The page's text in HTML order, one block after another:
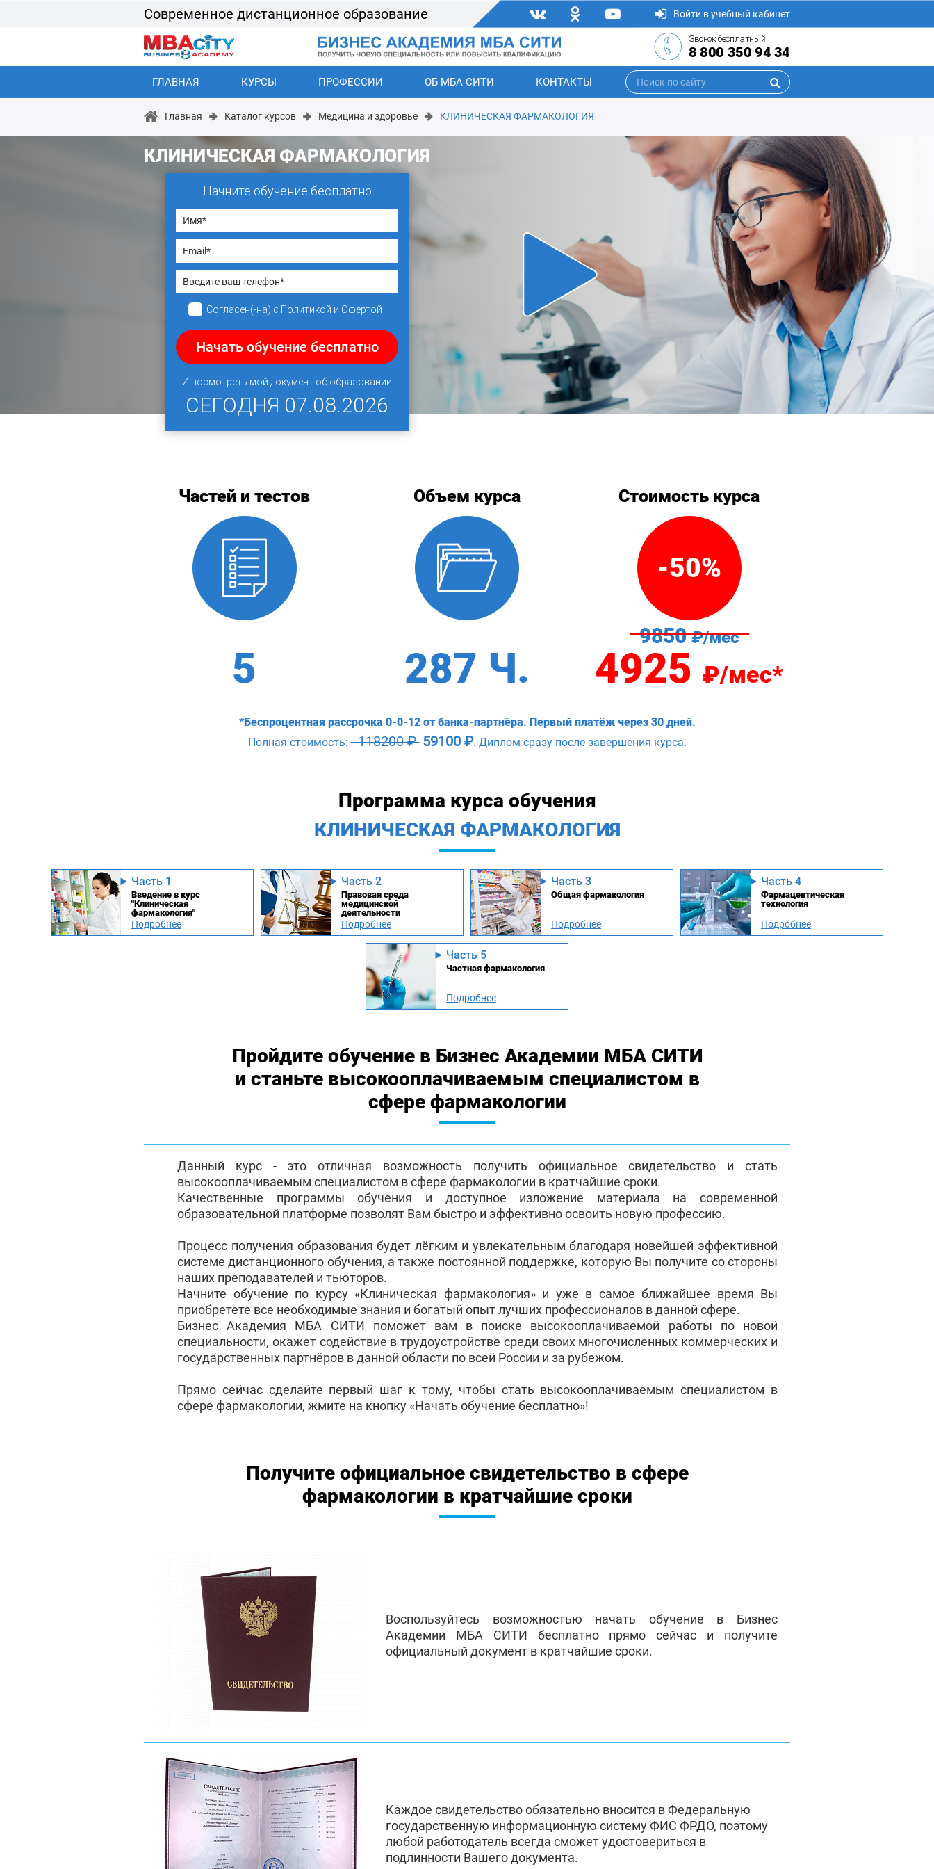
Современное дистанционное образование Войти в учебный кабинет
Звонок бесплатный
8 800 350 94 34
ГЛАВНАЯ КУРСЫ ПРОФЕССИИ ОБ МБА СИТИ КОНТАКТЫ
Главная Каталог курсов Медицина и здоровье КЛИНИЧЕСКАЯ ФАРМАКОЛОГИЯ
КЛИНИЧЕСКАЯ ФАРМАКОЛОГИЯ
Начните обучение бесплатно
Согласен(-на) с Политикой и Офертой
Начать обучение бесплатно
И посмотреть мой документ об образовании
СЕГОДНЯ 07.08.2026
Частей и тестов
5
Объем курса
287 Ч.
Стоимость курса
-50%
9850₽/мес
4925 ₽/мес*
*Беспроцентная рассрочка 0-0-12 от банка-партнёра. Первый платёж через 30 дней.
Полная стоимость:118200 ₽ 59100 ₽. Диплом сразу после завершения курса.
Программа курса обучения
КЛИНИЧЕСКАЯ ФАРМАКОЛОГИЯ
Часть 1
Введение в курс
"Клиническая
фармакология"
Подробнее
Часть 2
Правовая среда
медицинской
деятельности
Подробнее
Часть 3
Общая фармакология
Подробнее
Часть 4
Фармацевтическая
технология
Подробнее
Часть 5
Частная фармакология
Подробнее
Пройдите обучение в Бизнес Академии МБА СИТИ
и станьте высокооплачиваемым специалистом в
сфере фармакологии
Данный курс - это отличная возможность получить официальное свидетельство и стать
высокооплачиваемым специалистом в сфере фармакологии в кратчайшие сроки.
Качественные программы обучения и доступное изложение материала на современной
образовательной платформе позволят Вам быстро и эффективно освоить новую профессию.
Процесс получения образования будет лёгким и увлекательным благодаря новейшей эффективной
системе дистанционного обучения, а также постоянной поддержке, которую Вы получите со стороны
наших преподавателей и тьюторов.
Начните обучение по курсу «Клиническая фармакология» и уже в самое ближайшее время Вы
приобретете все необходимые знания и богатый опыт лучших профессионалов в данной сфере.
Бизнес Академия МБА СИТИ поможет вам в поиске высокооплачиваемой работы по новой
специальности, окажет содействие в трудоустройстве среди своих многочисленных коммерческих и
государственных партнёров в данной области по всей России и за рубежом.
Прямо сейчас сделайте первый шаг к тому, чтобы стать высокооплачиваемым специалистом в
сфере фармакологии, жмите на кнопку «Начать обучение бесплатно»!
Получите официальное свидетельство в сфере
фармакологии в кратчайшие сроки
Воспользуйтесь возможностью начать обучение в Бизнес
Академии МБА СИТИ бесплатно прямо сейчас и получите
официальный документ в кратчайшие сроки.
Каждое свидетельство обязательно вносится в Федеральную
государственную информационную систему ФИС ФРДО, поэтому
любой работодатель всегда сможет удостовериться в
подлинности Вашего документа.